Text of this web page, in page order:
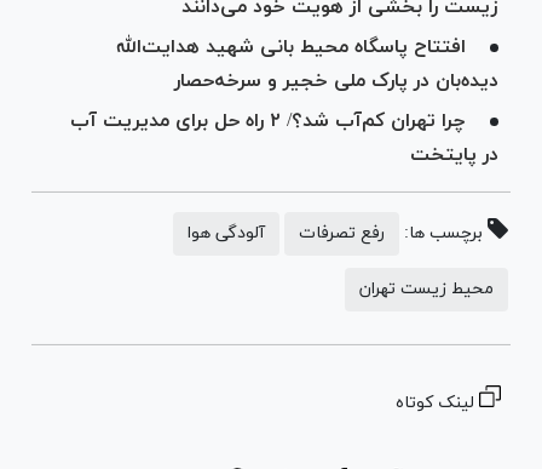
زیست را بخشی از هویت خود می‌دانند
افتتاح پاسگاه محیط بانی شهید هدایت‌الله
دیده‌بان در پارک ملی خجیر و سرخه‌حصار
چرا تهران کم‌آب شد؟/ ۲ راه حل برای مدیریت آب
در پایتخت
برچسب ها: رفع تصرفات آلودگی هوا
محیط زیست تهران
لینک کوتاه